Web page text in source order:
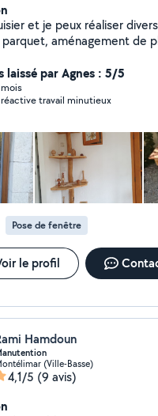
et je peux réaliser
parquet, aménagement de
laissé par Agnes : 5/5
personne très réactive travail minutieux
Pose de fenêtre
le profil
Hamdoun
(Ville-Basse)
4,1/5 (9 avis)